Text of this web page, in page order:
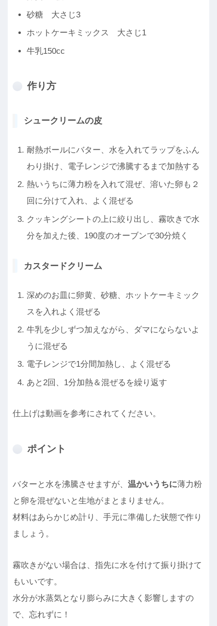
砂糖 大さじ3
ホットケーキミックス 大さじ1
牛乳150cc
作り方
シュークリームの皮
耐熱ボールにバター、水を入れてラップをふん
わり掛け、電子レンジで沸騰するまで加熱する
熱いうちに薄力粉を入れて混ぜ、溶いた卵も２
回に分けて入れ、よく混ぜる
クッキングシートの上に絞り出し、霧吹きで水
分を加えた後、190度のオーブンで30分焼く
カスタードクリーム
深めのお皿に卵黄、砂糖、ホットケーキミック
スを入れよく混ぜる
牛乳を少しずつ加えながら、ダマにならないよ
うに混ぜる
電子レンジで1分間加熱し、よく混ぜる
あと2回、1分加熱＆混ぜるを繰り返す
仕上げは動画を参考にされてください。
ポイント
バターと水を沸騰させますが、 温かいうちに薄力粉
と卵を混ぜないと生地がまとまりません。
材料はあらかじめ計り、手元に準備した状態で作り
ましょう。
霧吹きがない場合は、指先に水を付けて振り掛けて
もいいです。
水分が水蒸気となり膨らみに大きく影響しますの
で、忘れずに！